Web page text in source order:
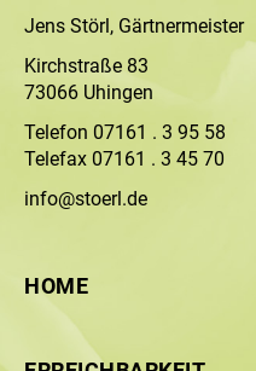
Jens Störl, Gärtnermeister
Kirchstraße 83
73066 Uhingen
Telefon 07161 . 3 95 58
Telefax 07161 . 3 45 70
info@stoerl.de
HOME